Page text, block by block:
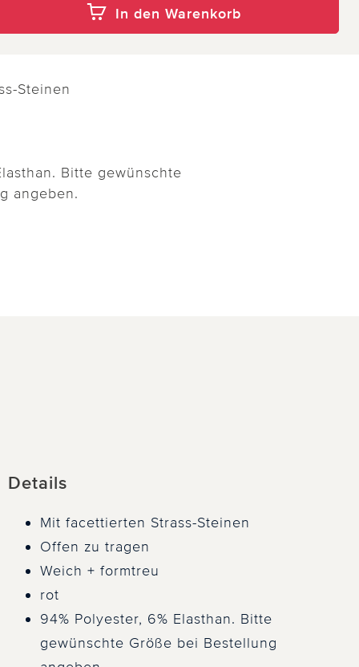
In den Warenkorb
Steinen
Bitte gewünschte
angeben.
Details
Mit facettierten Strass-Steinen
Offen zu tragen
Weich + formtreu
rot
94% Polyester, 6% Elasthan. Bitte
gewünschte Größe bei Bestellung